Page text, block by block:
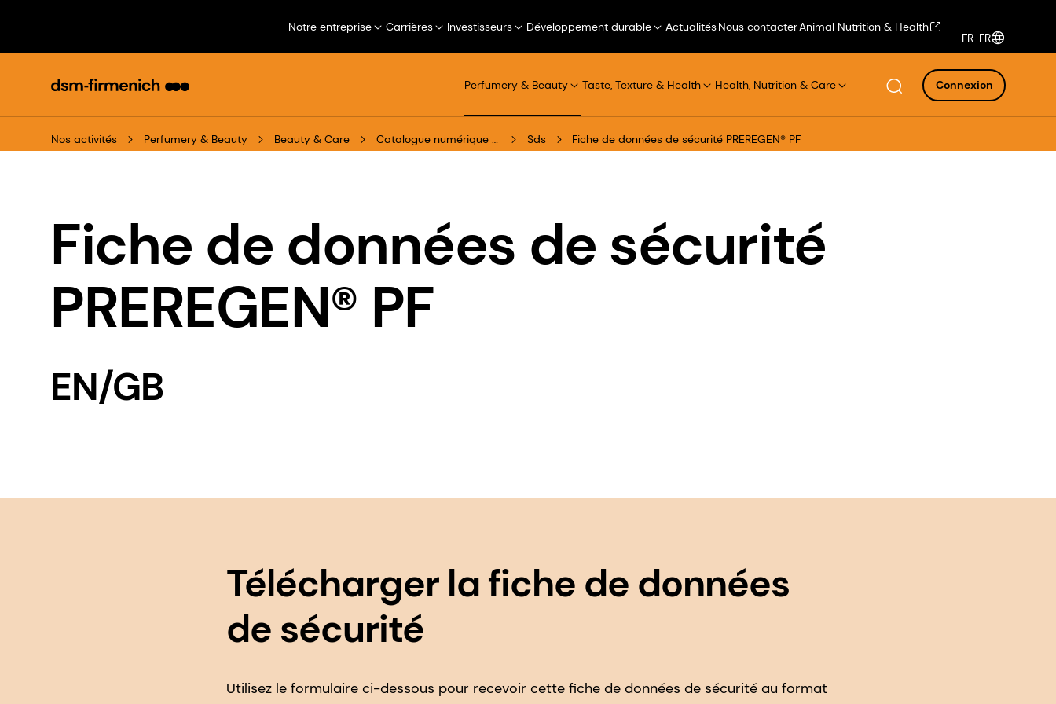
Notre entreprise Carrières Investisseurs Développement durable ActualitésNous contacterAnimal Nutrition & Health
FR-FR
Perfumery & Beauty Taste, Texture & Health Health, Nutrition & Care Connexion
Nos activités Perfumery & Beauty Beauty & Care Catalogue numérique de produits Sds Fiche de données de sécurité PREREGEN® PF
Fiche de données de sécurité
PREREGEN® PF
EN/GB
Télécharger la fiche de données
de sécurité
Utilisez le formulaire ci-dessous pour recevoir cette fiche de données de sécurité au format